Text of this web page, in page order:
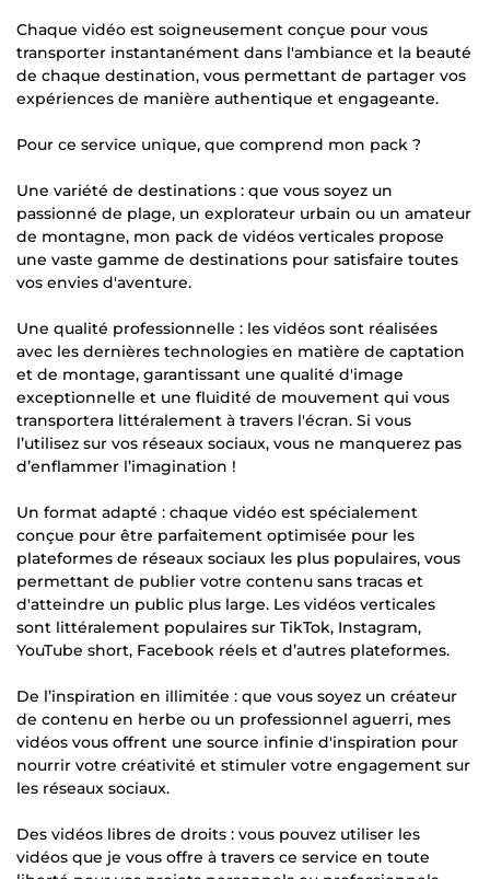
Chaque vidéo est soigneusement conçue pour vous
transporter instantanément dans l'ambiance et la beauté
de chaque destination, vous permettant de partager vos
expériences de manière authentique et engageante.
Pour ce service unique, que comprend mon pack ?
Une variété de destinations : que vous soyez un
passionné de plage, un explorateur urbain ou un amateur
de montagne, mon pack de vidéos verticales propose
une vaste gamme de destinations pour satisfaire toutes
vos envies d'aventure.
Une qualité professionnelle : les vidéos sont réalisées
avec les dernières technologies en matière de captation
et de montage, garantissant une qualité d'image
exceptionnelle et une fluidité de mouvement qui vous
transportera littéralement à travers l'écran. Si vous
l’utilisez sur vos réseaux sociaux, vous ne manquerez pas
d’enflammer l’imagination !
Un format adapté : chaque vidéo est spécialement
conçue pour être parfaitement optimisée pour les
plateformes de réseaux sociaux les plus populaires, vous
permettant de publier votre contenu sans tracas et
d'atteindre un public plus large. Les vidéos verticales
sont littéralement populaires sur TikTok, Instagram,
YouTube short, Facebook réels et d’autres plateformes.
De l’inspiration en illimitée : que vous soyez un créateur
de contenu en herbe ou un professionnel aguerri, mes
vidéos vous offrent une source infinie d'inspiration pour
nourrir votre créativité et stimuler votre engagement sur
les réseaux sociaux.
Des vidéos libres de droits : vous pouvez utiliser les
vidéos que je vous offre à travers ce service en toute